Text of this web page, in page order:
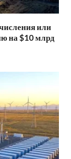
или
на $10 млрд